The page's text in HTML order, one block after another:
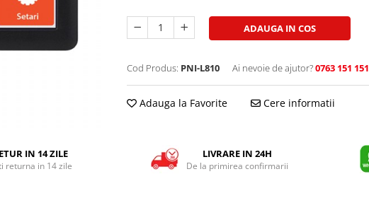
ADAUGA IN COS
Cod Produs: PNI-L810 Ai nevoie de ajutor?0763 151 151
Adauga la Favorite Cere informatii
IN 14 ZILE
returna in 14 zile
LIVRARE IN 24H
De la primirea confirmarii